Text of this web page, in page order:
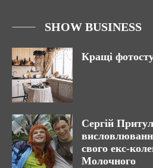
SHOW BUSINESS
Кращі
Сергій
свого екс-
Молочного